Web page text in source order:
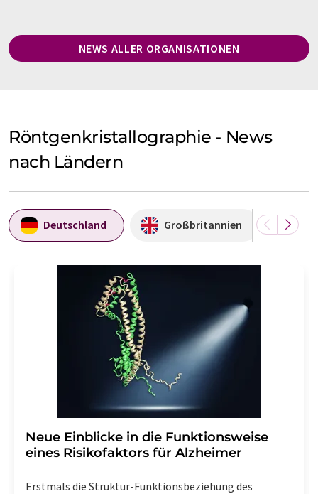
NEWS ALLER ORGANISATIONEN
Röntgenkristallographie - News
nach Ländern
Deutschland Großbritannien
Neue Einblicke in die Funktionsweise
eines Risikofaktors für Alzheimer
Erstmals die Struktur-Funktionsbeziehung des